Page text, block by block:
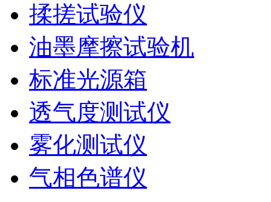
揉搓试验仪
油墨摩擦试验机
标准光源箱
透气度测试仪
雾化测试仪
气相色谱仪